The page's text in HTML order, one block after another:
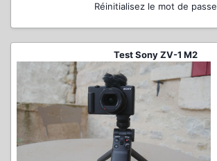
Réinitialisez le mot de passe
Test Sony ZV-1 M2